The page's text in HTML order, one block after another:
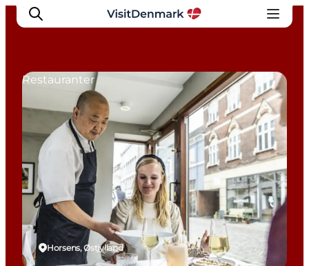
Inspiration
Destinationer
Oplevelser
Overnatning
Planlæg ferien
Horsens, Østjylland
Restauranter